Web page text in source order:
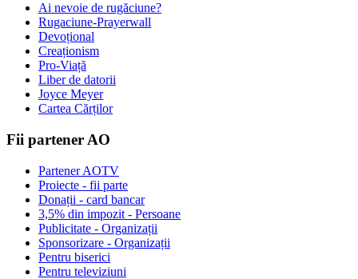
Ai nevoie de rugăciune?
Rugaciune-Prayerwall
Devoțional
Creaționism
Pro-Viață
Liber de datorii
Joyce Meyer
Cartea Cărților
Fii partener AO
Partener AOTV
Proiecte - fii parte
Donații - card bancar
3,5% din impozit - Persoane
Publicitate - Organizații
Sponsorizare - Organizații
Pentru biserici
Pentru televiziuni